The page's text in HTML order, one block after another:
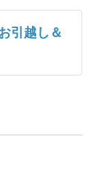
引越し＆